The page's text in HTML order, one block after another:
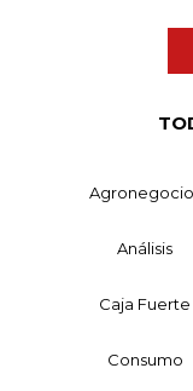
Análisis
Caja Fuerte
Consumo